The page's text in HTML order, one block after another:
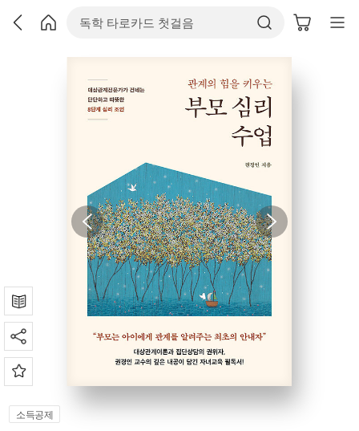
소득공제